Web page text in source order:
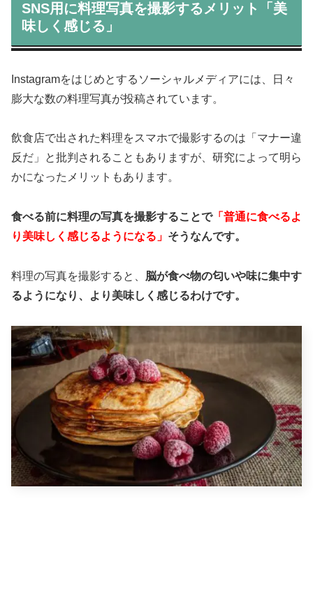
SNS用に料理写真を撮影するメリット「美
味しく感じる」
Instagramをはじめとするソーシャルメディアには、日々
膨大な数の料理写真が投稿されています。
飲食店で出された料理をスマホで撮影するのは「マナー違
反だ」と批判されることもありますが、研究によって明ら
かになったメリットもあります。
食べる前に料理の写真を撮影することで「普通に食べるよ
り美味しく感じるようになる」 そうなんです。
料理の写真を撮影すると、 脳が食べ物の匂いや味に集中す
るようになり、より美味しく感じるわけです。